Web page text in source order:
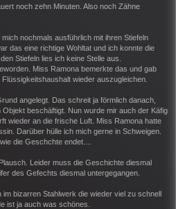
noch zehn Minuten. Also noch Zähne
nochmals ausführlich mit ihren Stiefeln
das eine richtige Wohltat und ich konnte die
Stiefeln lies ich keine Stelle aus.
Miss Ramona bemerkte das und gab
wieder auszugleichen.
angelegt. Das schreit ja förmlich danach,
beschäftigt. Nun wurde mir auch der Käfig
wieder an die frische Luft. Miss Ramona hatte
Darüber hülle ich mich gerne in Schweigen.
die Geschchte endet....
Leider muss die Geschichte diesmal
des Gefechts diesmal untergegangen.
bizarren Stahlwerk die wieder viel zu schnell
ist ja auch was schönes.